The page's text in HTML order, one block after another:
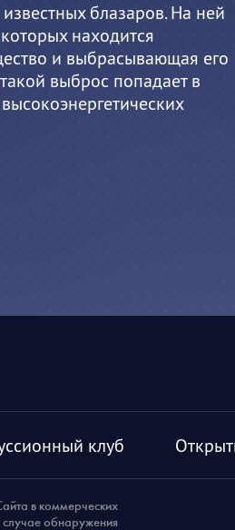
блазаров. На ней
находится
и выбрасывающая его
выброс попадает в
клуб
в коммерческих
случае обнаружения